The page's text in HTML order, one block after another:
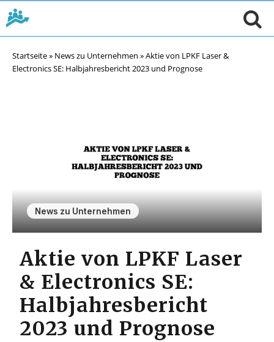
Startseite» News zu Unternehmen »Aktie von LPKF Laser &
Electronics SE: Halbjahresbericht 2023 und Prognose
News zu Unternehmen
Aktie von LPKF Laser
& Electronics SE:
Halbjahresbericht
2023 und Prognose